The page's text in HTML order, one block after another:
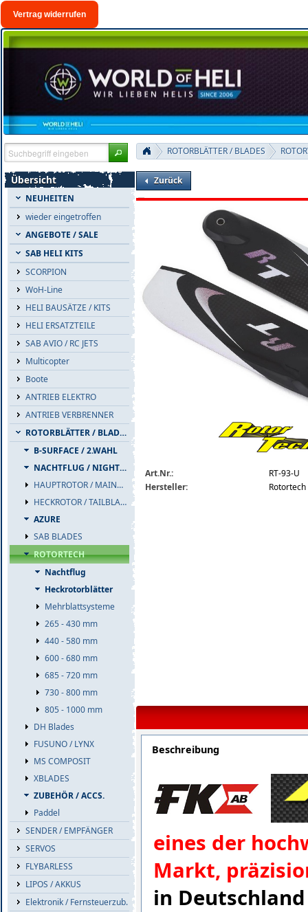
Vertrag widerrufen
Übersicht
NEUHEITEN
wieder eingetroffen
ANGEBOTE / SALE
SAB HELI KITS
SCORPION
WoH-Line
HELI BAUSÄTZE / KITS
HELI ERSATZTEILE
SAB AVIO / RC JETS
Multicopter
Boote
ANTRIEB ELEKTRO
ANTRIEB VERBRENNER
ROTORBLÄTTER / BLADES
B-SURFACE / 2.WAHL
NACHTFLUG / NIGHTFLIGHT
HAUPTROTOR / MAINBLADES
HECKROTOR / TAILBLADES
AZURE
SAB BLADES
ROTORTECH
Nachtflug
Heckrotorblätter
Mehrblattsysteme
265 - 430 mm
440 - 580 mm
600 - 680 mm
685 - 720 mm
730 - 800 mm
805 - 1000 mm
DH Blades
FUSUNO / LYNX
MS COMPOSIT
XBLADES
ZUBEHÖR / ACCS.
Paddel
SENDER / EMPFÄNGER
SERVOS
FLYBARLESS
LIPOS / AKKUS
Elektronik / Fernsteuerzub.
ROTORBLÄTTER / BLADES
Zurück
rt-93-u-rotortech-ultimate-93-
Art.Nr.:
RT-93-U
Hersteller:
Rotortech
Beschreibung
eines der
Markt,
in